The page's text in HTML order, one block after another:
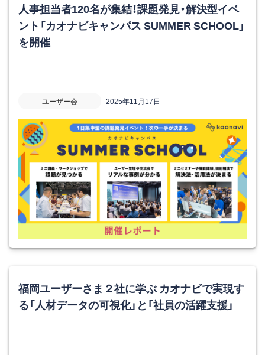
人事担当者120名が集結！課題発見・解決型イベ
ント「カオナビキャンパス SUMMER SCHOOL」
を開催
ユーザー会 2025年11月17日
福岡ユーザーさま２社に学ぶ カオナビで実現す
る「人材データの可視化」と「社員の活躍支援」